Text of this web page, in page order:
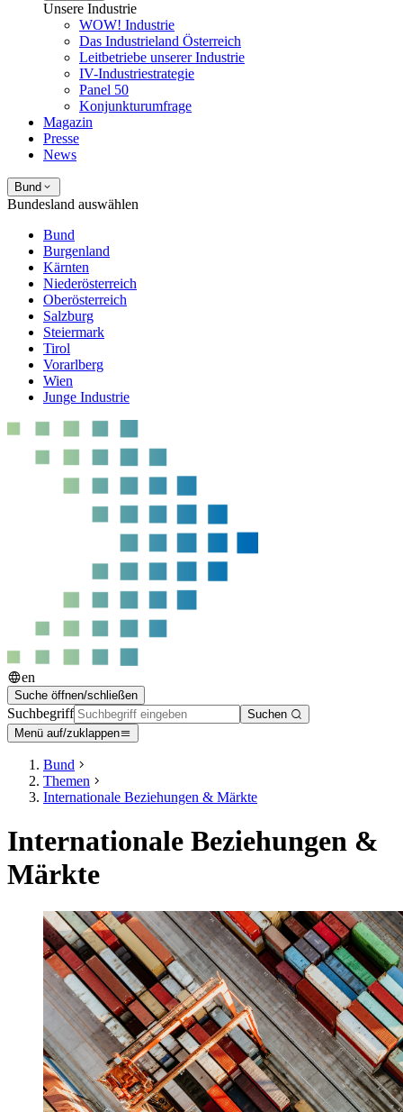
Unsere Industrie
WOW! Industrie
Das Industrieland Österreich
Leitbetriebe unserer Industrie
IV-Industriestrategie
Panel 50
Konjunkturumfrage
Magazin
Presse
News
Bund
Bundesland auswählen
Bund
Burgenland
Kärnten
Niederösterreich
Oberösterreich
Salzburg
Steiermark
Tirol
Vorarlberg
Wien
Junge Industrie
en
Suche öffnen/schließen
Suchbegriff
Suchen
Menü auf/zuklappen
Bund
Themen
Internationale Beziehungen & Märkte
Internationale Beziehungen &
Märkte